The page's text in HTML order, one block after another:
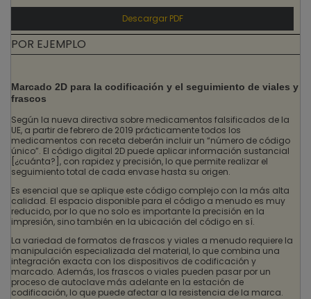
Descargar PDF
POR EJEMPLO
Marcado 2D para la codificación y el seguimiento de viales y
frascos
Según la nueva directiva sobre medicamentos falsificados de la
UE, a partir de febrero de 2019 prácticamente todos los
medicamentos con receta deberán incluir un “número de código
único”. El código digital 2D puede aplicar información sustancial
[¿cuánta?], con rapidez y precisión, lo que permite realizar el
seguimiento total de cada envase hasta su origen.
Es esencial que se aplique este código complejo con la más alta
calidad. El espacio disponible para el código a menudo es muy
reducido, por lo que no solo es importante la precisión en la
impresión, sino también en la ubicación del código en sí.
La variedad de formatos de frascos y viales a menudo requiere la
manipulación especializada del material, lo que combina una
integración exacta con los dispositivos de codificación y
marcado. Además, los frascos o viales pueden pasar por un
proceso de autoclave más adelante en la estación de
codificación, lo que puede afectar a la resistencia de la marca.